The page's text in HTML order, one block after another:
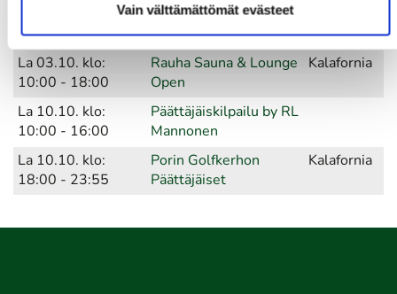
Vain välttämättömät evästeet
Aika Tapahtuma Paikka
La 03.10. klo:
10:00 - 18:00
Rauha Sauna & Lounge
Open
Kalafornia
La 10.10. klo:
10:00 - 16:00
Päättäjäiskilpailu by RL
Mannonen
La 10.10. klo:
18:00 - 23:55
Porin Golfkerhon
Päättäjäiset
Kalafornia